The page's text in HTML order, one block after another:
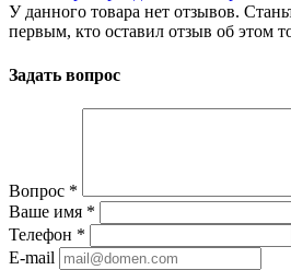
У данного товара нет отзывов.
первым, кто оставил отзыв об этом
Задать вопрос
Вопрос *
Ваше имя *
Телефон *
E-mail